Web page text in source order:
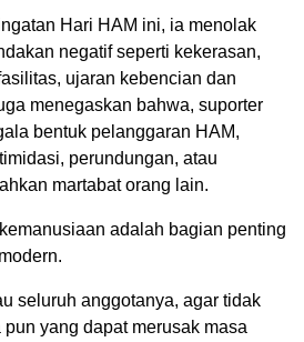
Hari HAM ini, ia menolak
negatif seperti kekerasan,
ujaran kebencian dan
menegaskan bahwa, suporter
bentuk pelanggaran HAM,
perundungan, atau
martabat orang lain.
adalah bagian penting
seluruh anggotanya, agar tidak
yang dapat merusak masa